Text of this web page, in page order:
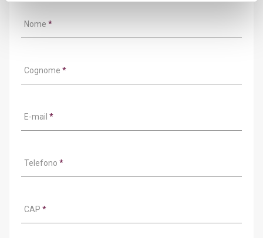
Nome *
Cognome *
E-mail *
Telefono *
CAP *